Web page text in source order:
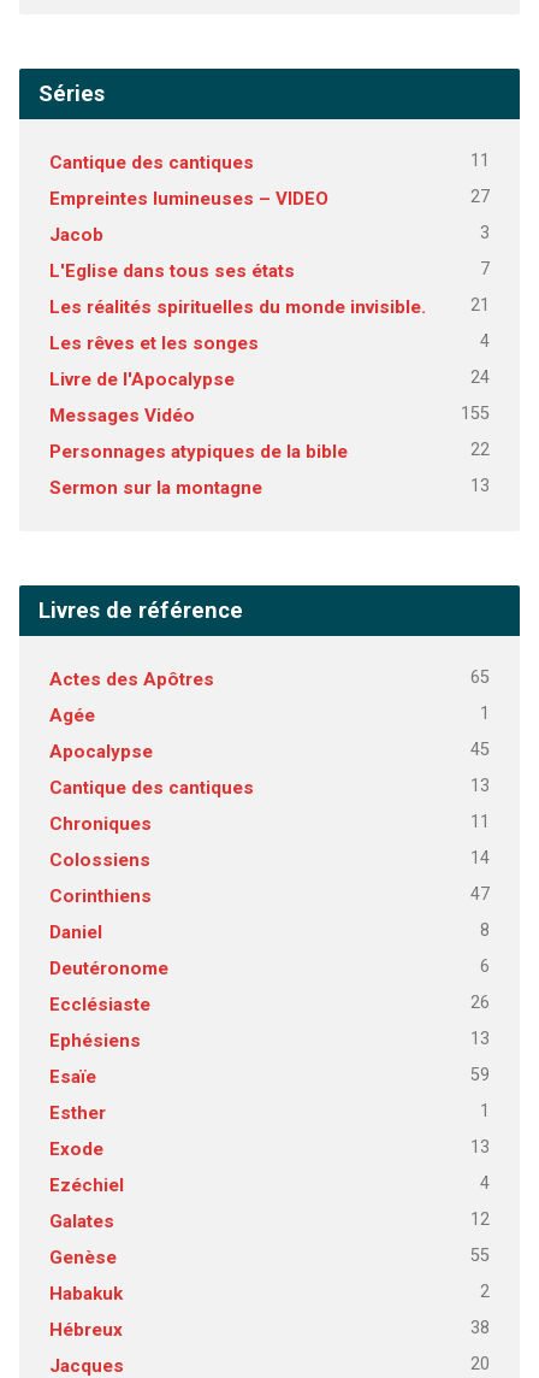
Séries
Cantique des cantiques 11
Empreintes lumineuses – VIDEO 27
Jacob 3
L'Eglise dans tous ses états 7
Les réalités spirituelles du monde invisible. 21
Les rêves et les songes 4
Livre de l'Apocalypse 24
Messages Vidéo 155
Personnages atypiques de la bible 22
Sermon sur la montagne 13
Livres de référence
Actes des Apôtres 65
Agée 1
Apocalypse 45
Cantique des cantiques 13
Chroniques 11
Colossiens 14
Corinthiens 47
Daniel 8
Deutéronome 6
Ecclésiaste 26
Ephésiens 13
Esaïe 59
Esther 1
Exode 13
Ezéchiel 4
Galates 12
Genèse 55
Habakuk 2
Hébreux 38
Jacques 20